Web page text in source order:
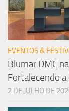
EVENTOS &
Blumar DMC
Fortalecendo a
2 DE JULHO DE